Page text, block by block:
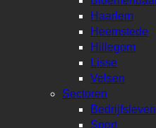
Haarlem
Heemstede
Hillegom
Lisse
Velsen
Sectoren
Bedrijfsleven
Sport